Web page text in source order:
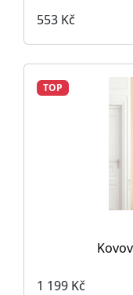
553 Kč
TOP
1 199 Kč